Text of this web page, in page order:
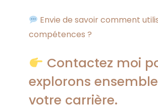
Envie de savoir comment
compétences ?
Contactez moi
explorons
votre carrière.